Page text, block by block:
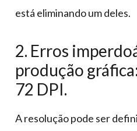
está eliminando um deles.
2. Erros
produção
72 DPI.
A resolução pode ser